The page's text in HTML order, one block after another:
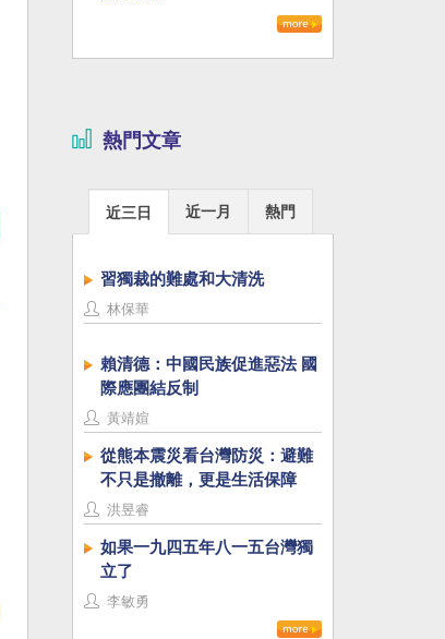
熱門文章
近三日 近一月 熱門
習獨裁的難處和大清洗
林保華
賴清德：中國民族促進惡法 國
際應團結反制
黃靖媗
從熊本震災看台灣防災：避難
不只是撤離，更是生活保障
洪昱睿
如果一九四五年八一五台灣獨
立了
李敏勇